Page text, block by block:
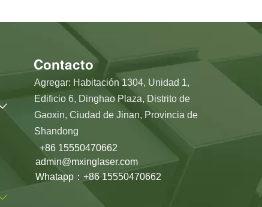
Contacto
Agregar: Habitación 1304, Unidad 1,
Edificio 6, Dinghao Plaza, Distrito de
Gaoxin, Ciudad de Jinan, Provincia de
Shandong
+86 15550470662
admin@mxinglaser.com
Whatapp：+86 15550470662